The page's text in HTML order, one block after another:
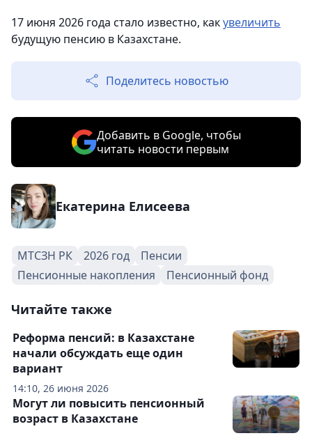
17 июня 2026 года стало известно, какувеличить
будущую пенсию в Казахстане.
Поделитесь новостью
Добавить в Google, чтобы
читать новости первым
Екатерина Елисеева
МТСЗН РК 2026 год
Пенсии
Пенсионные накопления
Пенсионный фонд
Читайте также
14:10, 26 июня 2026
Реформа пенсий: в Казахстане
начали обсуждать еще один
вариант
Могут ли повысить пенсионный
возраст в Казахстане